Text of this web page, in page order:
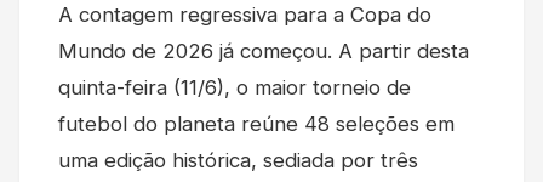
A contagem regressiva para a Copa do
Mundo de 2026 já começou. A partir desta
quinta-feira (11/6), o maior torneio de
futebol do planeta reúne 48 seleções em
uma edição histórica, sediada por três